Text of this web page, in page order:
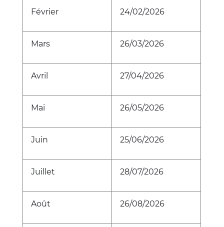
Février 24/02/2026
Mars 26/03/2026
Avril 27/04/2026
Mai 26/05/2026
Juin 25/06/2026
Juillet 28/07/2026
Août 26/08/2026